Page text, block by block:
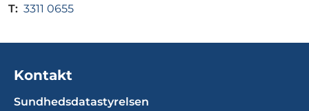
T: 3311 0655
Kontakt
Sundhedsdatastyrelsen